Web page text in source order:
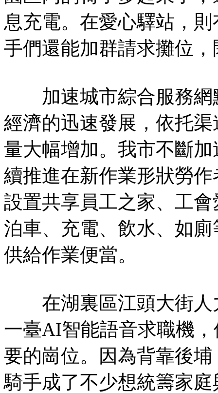
息充電。在愛心驛站，
手們還能加群請求攤位
加速城市綜合服務網
經濟的迅速發展，依托
量大幅增加。我市不斷
續推進在新作業形狀勞
設置共享員工之家、工
泊車、充電、飲水、如
供給作業便當。
在湖裏區江頭大街人
一臺AI智能語音求職機
要的崗位。因為背靠後
騎手成了不少想統籌家